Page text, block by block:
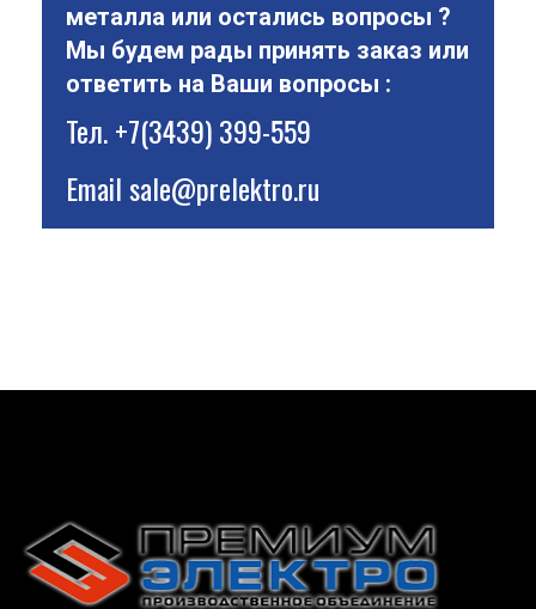
металла или остались вопросы ?
Мы будем рады принять заказ или
ответить на Ваши вопросы :
Тел.+7(3439) 399-559
Emailsale@prelektro.ru